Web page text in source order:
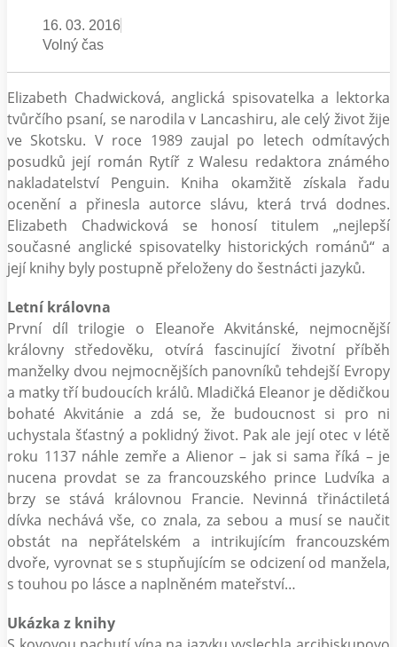
16. 03. 2016
Volný čas
Elizabeth Chadwicková, anglická spisovatelka a lektorka
tvůrčího psaní, se narodila v Lancashiru, ale celý život žije
ve Skotsku. V roce 1989 zaujal po letech odmítavých
posudků její román Rytíř z Walesu redaktora známého
nakladatelství Penguin. Kniha okamžitě získala řadu
ocenění a přinesla autorce slávu, která trvá dodnes.
Elizabeth Chadwicková se honosí titulem „nejlepší
současné anglické spisovatelky historických románů“ a
její knihy byly postupně přeloženy do šestnácti jazyků.
Letní královna
První díl trilogie o Eleanoře Akvitánské, nejmocnější
královny středověku, otvírá fascinující životní příběh
manželky dvou nejmocnějších panovníků tehdejší Evropy
a matky tří budoucích králů. Mladičká Eleanor je dědičkou
bohaté Akvitánie a zdá se, že budoucnost si pro ni
uchystala šťastný a poklidný život. Pak ale její otec v létě
roku 1137 náhle zemře a Alienor – jak si sama říká – je
nucena provdat se za francouzského prince Ludvíka a
brzy se stává královnou Francie. Nevinná třináctiletá
dívka nechává vše, co znala, za sebou a musí se naučit
obstát na nepřátelském a intrikujícím francouzském
dvoře, vyrovnat se s stupňujícím se odcizení od manžela,
s touhou po lásce a naplněném mateřství…
Ukázka z knihy